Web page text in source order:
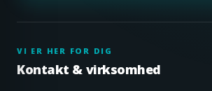
VI ER HER FOR DIG
Kontakt & virksomhed